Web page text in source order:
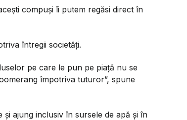
compuși îi putem regăsi direct în
întregii societăți.
pe care le pun pe piață nu se
împotriva tuturor”, spune
ajung inclusiv în sursele de apă și în